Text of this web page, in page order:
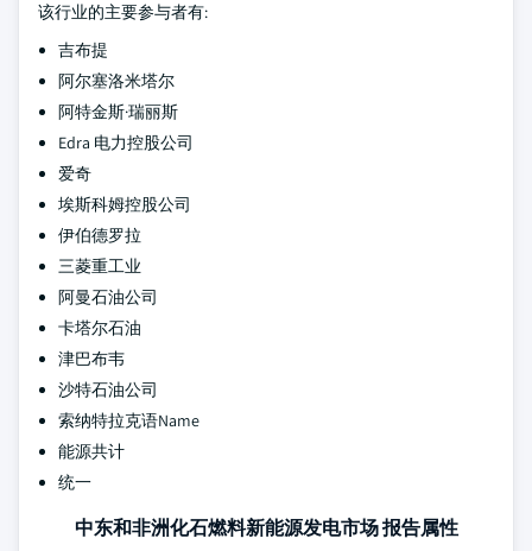
该行业的主要参与者有:
吉布提
阿尔塞洛米塔尔
阿特金斯·瑞丽斯
Edra 电力控股公司
爱奇
埃斯科姆控股公司
伊伯德罗拉
三菱重工业
阿曼石油公司
卡塔尔石油
津巴布韦
沙特石油公司
索纳特拉克语Name
能源共计
统一
中东和非洲化石燃料新能源发电市场 报告属性